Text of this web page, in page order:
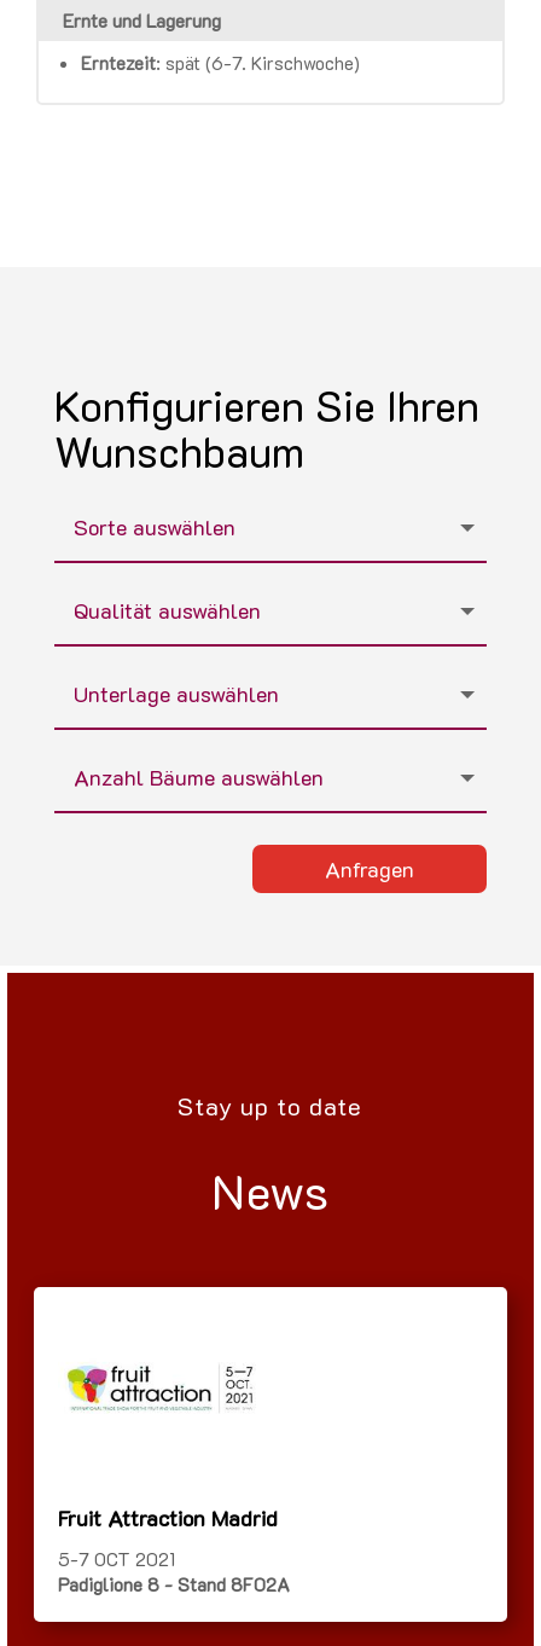
Ernte und Lagerung
Erntezeit:spät (6-7. Kirschwoche)
Konfigurieren Sie Ihren
Wunschbaum
Anfragen
Stay up to date
News
Fruit Attraction Madrid
5-7 OCT 2021
Padiglione 8 - Stand 8F02A